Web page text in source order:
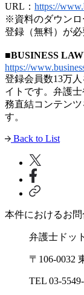
URL： https://
※資料のダウンロ
登録（無料）が必
■BUSINESS
https://
登録会員数13万
イトです。弁護
務直結コンテン
す。
Back to List
本件におけるお
弁護士ドッ
〒106-0032
TEL 03-